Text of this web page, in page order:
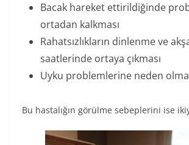
Bacak hareket ettirildiğinde
ortadan kalkması
Rahatsızlıkların dinlenme ve
saatlerinde ortaya çıkması
Uyku problemlerine neden
Bu hastalığın görülme sebeplerini ise